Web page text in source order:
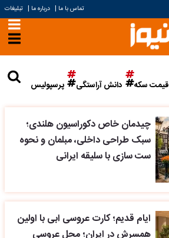
تماس با ما | درباره ما | تبلیغات
قیمت سکه دانش آراستگی پرسپولیس
چیدمان خاص دکوراسیون هلندی؛
سبک طراحی داخلی، مبلمان و نحوه
ست سازی با سلیقه ایرانی
ایام قدیم؛ کارت عروسی ابی با اولین